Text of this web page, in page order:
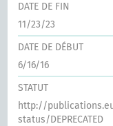
DATE DE FIN
11/23/23
DATE DE DÉBUT
6/16/16
STATUT
http://
status/DEPRECATED